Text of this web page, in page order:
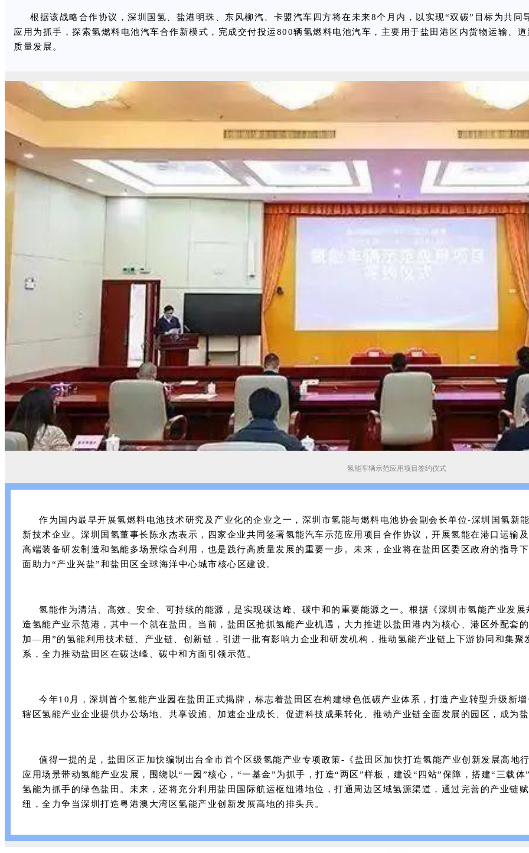
根据该战略合作协议，深圳国氢、盐港明珠、东风柳汽、卡盟汽车四方将在未来8个月内， 以实现“双碳”目标为共同
应用为抓手，探索氢燃料电池汽车合作新模式，完成交付投运800辆氢燃料电池汽车，主要用于盐田港区内货物运输、
质量发展。
氢能车辆示范应用项目签约仪式
作为国内最早开展氢燃料电池技术研究及产业化的企业之一，深圳市氢能与燃料电池协会副会长单位-深圳国氢新
新技术企业。深圳国氢董事长陈永杰表示，四家企业共同签署氢能汽车示范应用项目合作协议，开展氢能在港口运输
高端装备研发制造和氢能多场景综合利用，也是践行高质量发展的重要一步。未来，企业将在盐田区委区政府的指导
面助力“产业兴盐”和盐田区全球海洋中心城市核心区建设。
氢能作为清洁、高效、安全、可持续的能源，是实现碳达峰、碳中和的重要能源之一。根据《深圳市氢能产业发
造氢能产业示范港，其中一个就在盐田。当前，盐田区抢抓氢能产业机遇，大力推进以盐田港内为核心、港区外配
加—用”的氢能利用技术链、产业链、创新链，引进一批有影响力企业和研发机构，推动氢能产业链上下游协同和集
系，全力推动盐田区在碳达峰、碳中和方面引领示范。
今年10月，深圳首个氢能产业园在盐田正式揭牌，标志着盐田区在构建绿色低碳产业体系，打造产业转型升级新
辖区氢能产业企业提供办公场地、共享设施、加速企业成长、促进科技成果转化、推动产业链全面发展的园区，成为
值得一提的是，盐田区正加快编制出台全市首个区级氢能产业专项政策-《盐田区加快打造氢能产业创新发展高地
应用场景带动氢能产业发展，围绕以“一园”核心，“一基金”为抓手，打造“两区”样板，建设“四站”保障，搭建“三载
氢能为抓手的绿色盐田。未来，还将充分利用盐田国际航运枢纽港地位，打通周边区域氢源渠道，通过完善的产业链
纽，全力争当深圳打造粤港澳大湾区氢能产业创新发展高地的排头兵。